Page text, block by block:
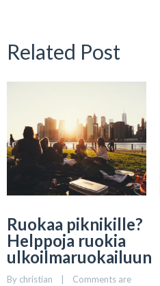
Related Post
Ruokaa piknikille?
Helppoja ruokia
ulkoilmaruokailuun
By christian
Comments are